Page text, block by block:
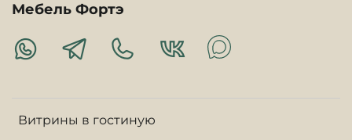
Витрины в гостиную
Мебель Фортэ